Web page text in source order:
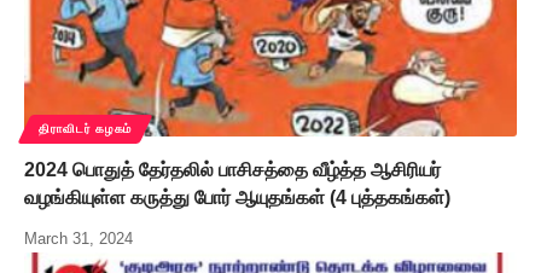
திராவிடர் கழகம்
2024 பொதுத் தேர்தலில் பாசிசத்தை வீழ்த்த ஆசிரியர்
வழங்கியுள்ள கருத்து போர் ஆயுதங்கள் (4 புத்தகங்கள்)
March 31, 2024